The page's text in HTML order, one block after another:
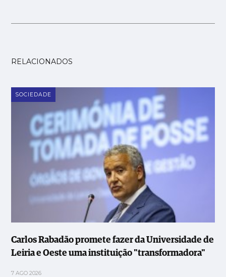
RELACIONADOS
SOCIEDADE
Carlos Rabadão promete fazer da Universidade de
Leiria e Oeste uma instituição "transformadora"
7 AGO 2026